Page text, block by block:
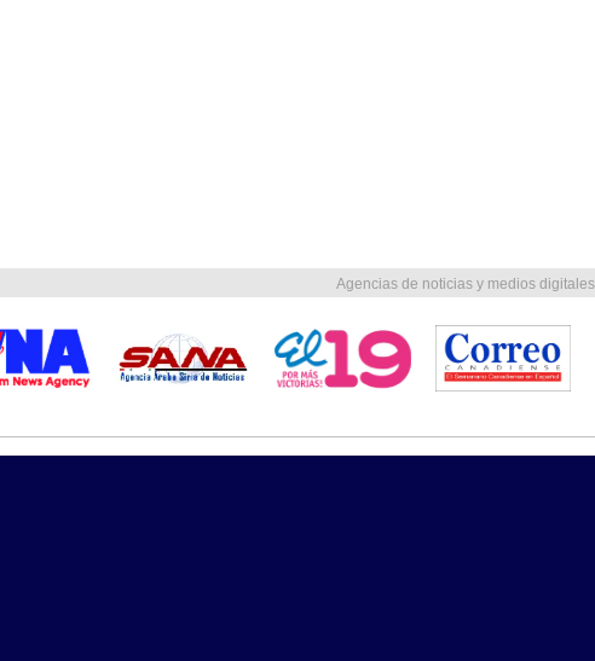
Agencias de noticias y medios digitales